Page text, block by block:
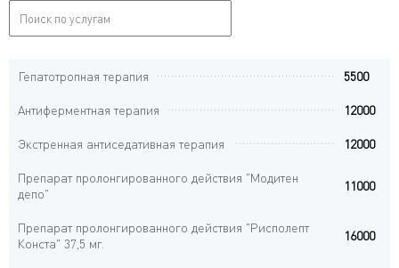
Гепатотропная терапия 5500
Антиферментная терапия 12000
Экстренная антиседативная терапия 12000
Препарат пролонгированного действия "Модитен
депо"
11000
Препарат пролонгированного действия "Рисполепт
Конста" 37,5 мг.
16000